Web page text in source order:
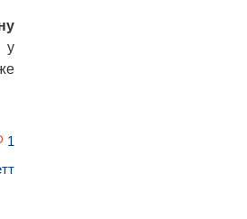
у
1